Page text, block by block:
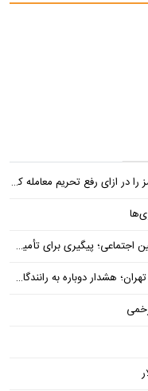
در ازای رفع تحریم معامله کنیم
برای تأمین منابع ادامه دارد